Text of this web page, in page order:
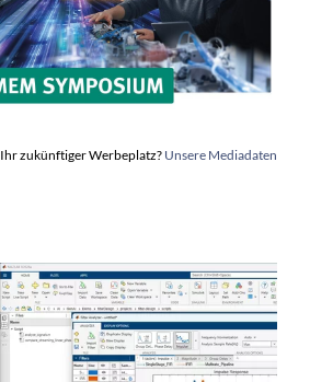
Ihr zukünftiger Werbeplatz? Unsere Mediadaten